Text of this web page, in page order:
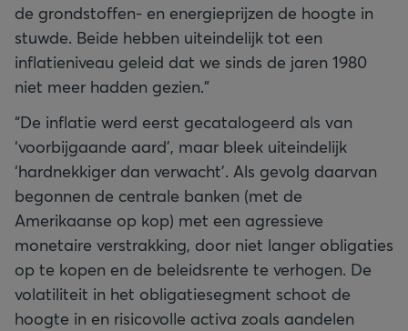
de grondstoffen- en energieprijzen de hoogte in
stuwde. Beide hebben uiteindelijk tot een
inflatieniveau geleid dat we sinds de jaren 1980
niet meer hadden gezien.”
“De inflatie werd eerst gecatalogeerd als van
‘voorbijgaande aard’, maar bleek uiteindelijk
‘hardnekkiger dan verwacht’. Als gevolg daarvan
begonnen de centrale banken (met de
Amerikaanse op kop) met een agressieve
monetaire verstrakking, door niet langer obligaties
op te kopen en de beleidsrente te verhogen. De
volatiliteit in het obligatiesegment schoot de
hoogte in en risicovolle activa zoals aandelen